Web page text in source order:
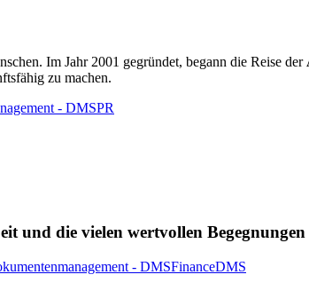
Im Jahr 2001 gegründet, begann die Reise der
zu machen.
- DMSPR
und die vielen wertvollen
- DMSFinanceDMS